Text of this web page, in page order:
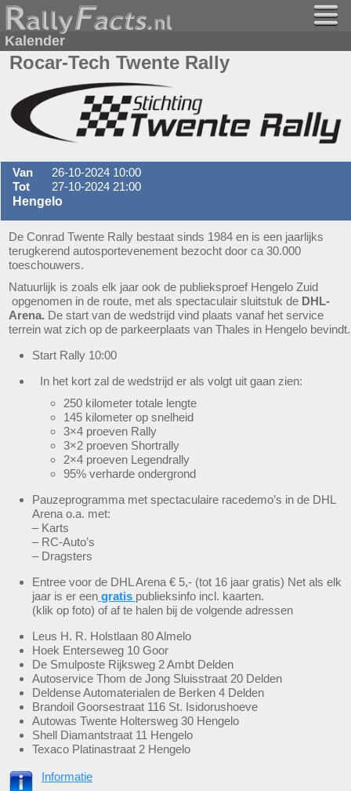
Kalender
Rocar-Tech Twente Rally
Van
26-10-2024 10:00
Tot
27-10-2024 21:00
Hengelo
De Conrad Twente Rally bestaat sinds 1984 en is een jaarlijks
terugkerend autosportevenement bezocht door ca 30.000
toeschouwers.
Natuurlijk is zoals elk jaar ook de publieksproef Hengelo Zuid
opgenomen in de route, met als spectaculair sluitstuk de DHL-
Arena. De start van de wedstrijd vind plaats vanaf het service
terrein wat zich op de parkeerplaats van Thales in Hengelo bevindt.
Start Rally 10:00
In het kort zal de wedstrijd er als volgt uit gaan zien:
250 kilometer totale lengte
145 kilometer op snelheid
3×4 proeven Rally
3×2 proeven Shortrally
2×4 proeven Legendrally
95% verharde ondergrond
Pauzeprogramma met spectaculaire racedemo’s in de DHL
Arena o.a. met:
– Karts
– RC-Auto’s
– Dragsters
Entree voor de DHL Arena € 5,- (tot 16 jaar gratis) Net als elk
jaar is er een gratis publieksinfo incl. kaarten.
(klik op foto) of af te halen bij de volgende adressen
Leus H. R. Holstlaan 80 Almelo
Hoek Enterseweg 10 Goor
De Smulposte Rijksweg 2 Ambt Delden
Autoservice Thom de Jong Sluisstraat 20 Delden
Deldense Automaterialen de Berken 4 Delden
Brandoil Goorsestraat 116 St. Isidorushoeve
Autowas Twente Holtersweg 30 Hengelo
Shell Diamantstraat 11 Hengelo
Texaco Platinastraat 2 Hengelo
Informatie